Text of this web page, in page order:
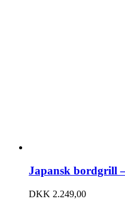
Japansk bordgrill
DKK 2.249,00